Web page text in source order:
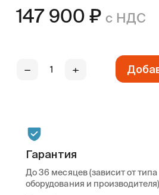
147 900₽ с НДС
— +
Гарантия
До 36 месяцев (зависит от типа
оборудования и производителя)